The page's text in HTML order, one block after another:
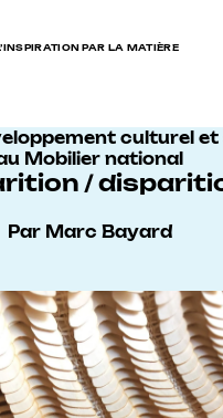
PAR LA MATIÈRE
culturel
Mobilier national
/
Par Marc Bayard